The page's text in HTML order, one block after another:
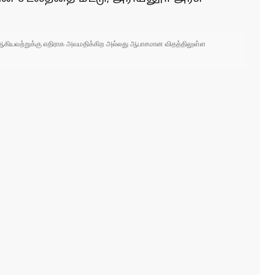
எதிராக அவமதிக்கிற அல்லது ஆபாசமான விதத்திலுள்ள